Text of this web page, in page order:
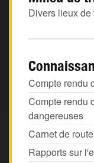
Divers lieux de
Compte rendu
Compte rendu
dangereuses
Carnet de
Rapports sur